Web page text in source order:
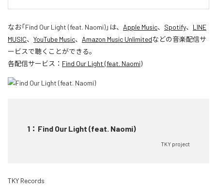
なお「Find Our Light (feat. Naomi)」は、 Apple Music、 Spotify、 LINE
MUSIC、 YouTube Music、 Amazon Music Unlimitedなどの音楽配信サ
ービスで聴くことができる。
各配信サービス： Find Our Light (feat. Naomi)
1 ： Find Our Light (feat. Naomi)
TKY project
TKY Records